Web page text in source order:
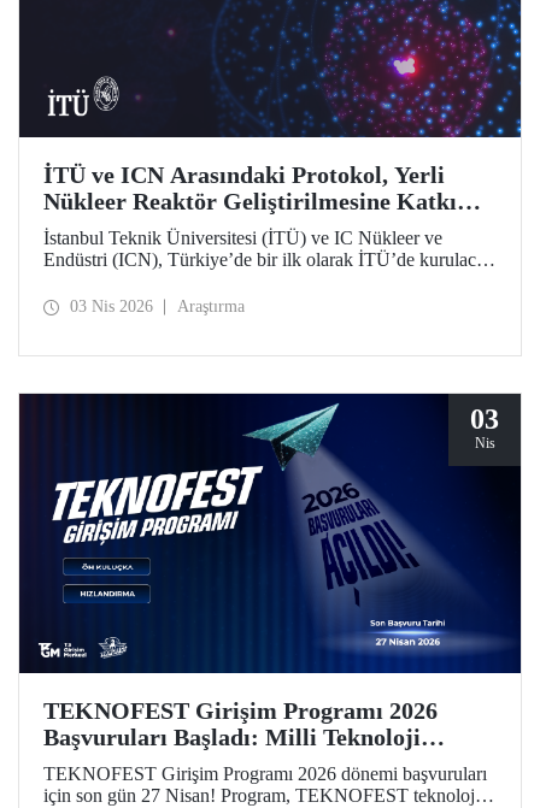
İTÜ ve ICN Arasındaki Protokol, Yerli
Nükleer Reaktör Geliştirilmesine Katkı
Sunacak
İstanbul Teknik Üniversitesi (İTÜ) ve IC Nükleer ve
Endüstri (ICN), Türkiye’de bir ilk olarak İTÜ’de kurulacak
sürecine katkı sağlayacak bir protokolü hayata geçirdi.
03 Nis 2026 Araştırma
03
Nis
TEKNOFEST Girişim Programı 2026
Başvuruları Başladı: Milli Teknoloji
Hamlesi Yeni Girişimlerini Bekliyor!
TEKNOFEST Girişim Programı 2026 dönemi başvuruları
için son gün 27 Nisan! Program, TEKNOFEST teknoloji